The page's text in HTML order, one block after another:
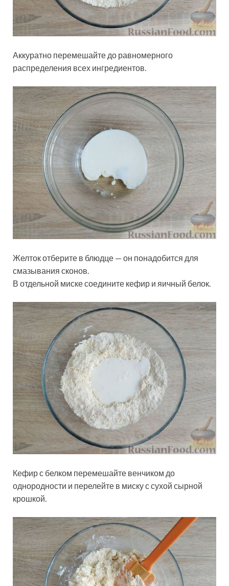
Аккуратно перемешайте до равномерного
распределения всех ингредиентов.
Желток отберите в блюдце — он понадобится для
смазывания сконов.
В отдельной миске соедините кефир и яичный белок.
Кефир с белком перемешайте венчиком до
однородности и перелейте в миску с сухой сырной
крошкой.